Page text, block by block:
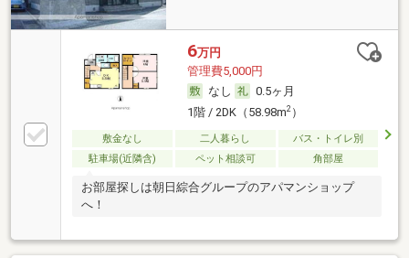
6万円
管理費5,000円
なし
0.5ヶ月
1階 / 2DK（58.98m2）
敷金なし 二人暮らし
バス・トイレ別
駐車場(近隣含)
ペット相談可 角部屋
お部屋探しは朝日綜合グループのアパマンショップ
へ！